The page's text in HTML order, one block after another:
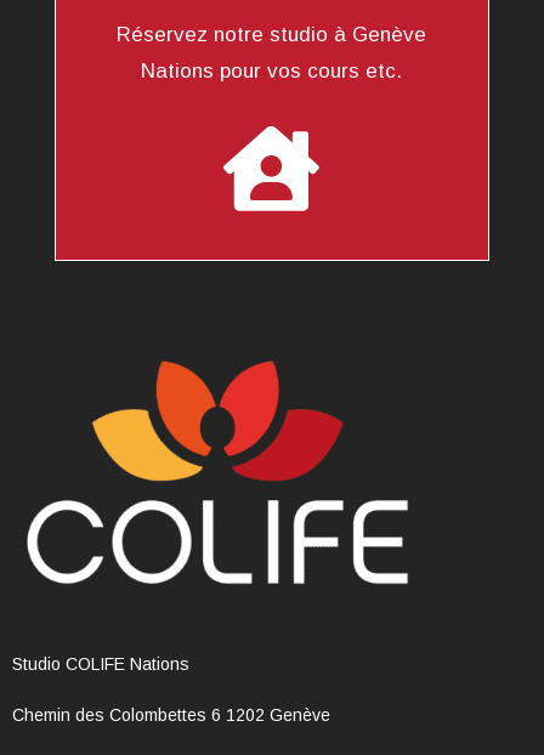
Réservez notre studio à Genève
Nations pour vos cours etc.

Studio COLIFE Nations
Chemin des Colombettes 6 1202 Genève